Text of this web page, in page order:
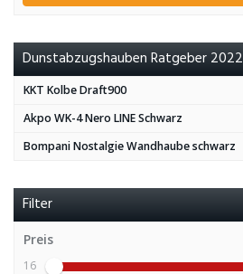
Dunstabzugshauben Ratgeber 2022
KKT Kolbe Draft900
Akpo WK-4 Nero LINE Schwarz
Bompani Nostalgie Wandhaube schwarz
Filter
Preis
16